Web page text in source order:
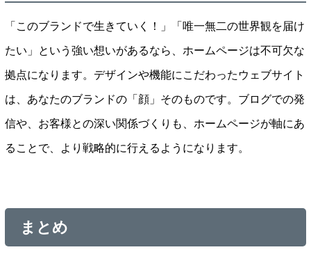
「このブランドで生きていく！」「唯一無二の世界観を届け
たい」という強い想いがあるなら、ホームページは不可欠な
拠点になります。デザインや機能にこだわったウェブサイト
は、あなたのブランドの「顔」そのものです。ブログでの発
信や、お客様との深い関係づくりも、ホームページが軸にあ
ることで、より戦略的に行えるようになります。
まとめ